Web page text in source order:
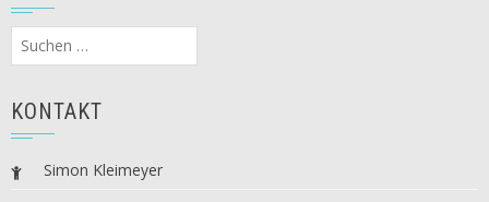
Suchen
nach:
KONTAKT
Simon Kleimeyer